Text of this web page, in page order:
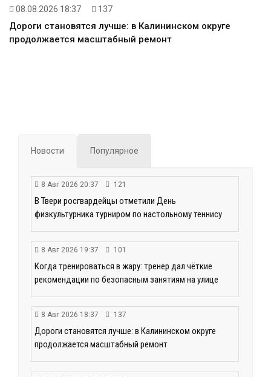
08.08.2026 18:37 137
Дороги становятся лучше: в Калининском округе
продолжается масштабный ремонт
Новости Популярное
8 Авг 2026 20:37 121
В Твери росгвардейцы отметили День
физкультурника турниром по настольному теннису
8 Авг 2026 19:37 101
Когда тренироваться в жару: тренер дал чёткие
рекомендации по безопасным занятиям на улице
8 Авг 2026 18:37 137
Дороги становятся лучше: в Калининском округе
продолжается масштабный ремонт